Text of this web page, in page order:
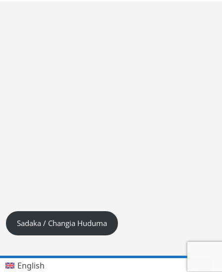
Sadaka / Changia Huduma
English